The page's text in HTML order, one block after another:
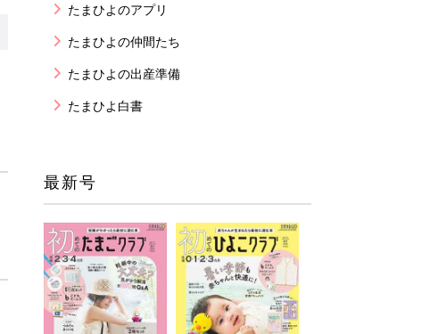
たまひよのアプリ
たまひよの仲間たち
たまひよの出産準備
たまひよ白書
最新号